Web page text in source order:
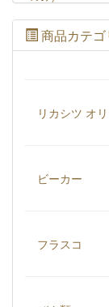
ペニ
商品カテゴ
リカシツ オ
ビーカー
フラスコ